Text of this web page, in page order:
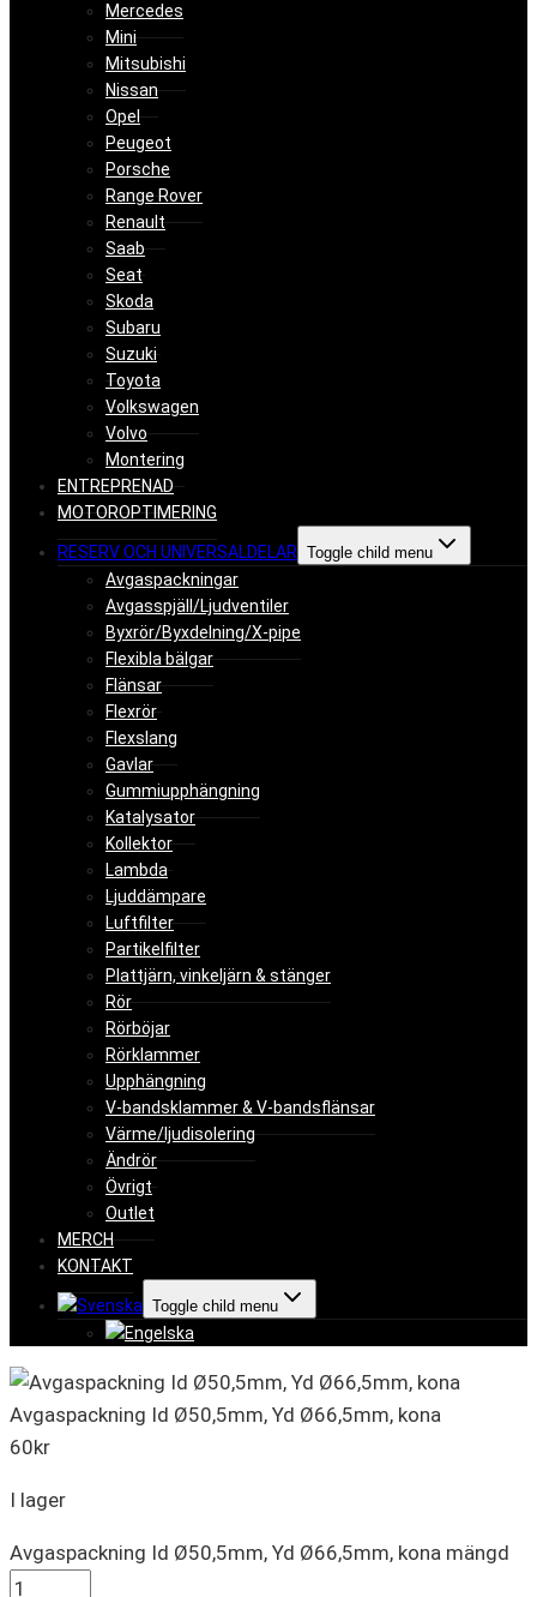
Mercedes
Mini
Mitsubishi
Nissan
Opel
Peugeot
Porsche
Range Rover
Renault
Saab
Seat
Skoda
Subaru
Suzuki
Toyota
Volkswagen
Volvo
Montering
ENTREPRENAD
MOTOROPTIMERING
RESERV OCH UNIVERSALDELAR Toggle child menu
Avgaspackningar
Avgasspjäll/Ljudventiler
Byxrör/Byxdelning/X-pipe
Flexibla bälgar
Flänsar
Flexrör
Flexslang
Gavlar
Gummiupphängning
Katalysator
Kollektor
Lambda
Ljuddämpare
Luftfilter
Partikelfilter
Plattjärn, vinkeljärn & stänger
Rör
Rörböjar
Rörklammer
Upphängning
V-bandsklammer & V-bandsflänsar
Värme/ljudisolering
Ändrör
Övrigt
Outlet
MERCH
KONTAKT
Toggle child menu
Avgaspackning Id Ø50,5mm, Yd Ø66,5mm, kona
60kr
I lager
Avgaspackning Id Ø50,5mm, Yd Ø66,5mm, kona mängd